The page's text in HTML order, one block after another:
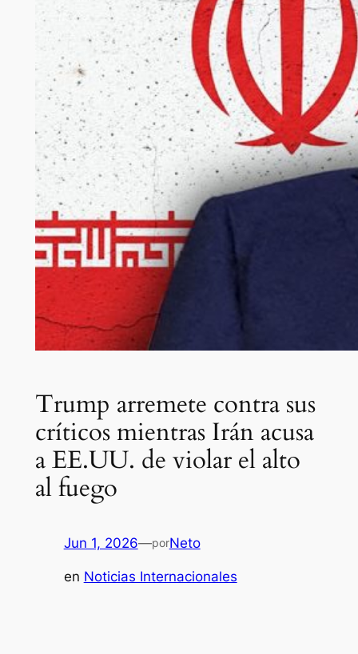
Trump arremete contra sus
críticos mientras Irán acusa
a EE.UU. de violar el alto
al fuego
Jun 1, 2026—porNeto
en Noticias Internacionales